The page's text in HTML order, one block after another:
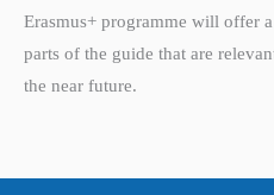
Erasmus+ programme will offer
parts of the guide that are
the near future.